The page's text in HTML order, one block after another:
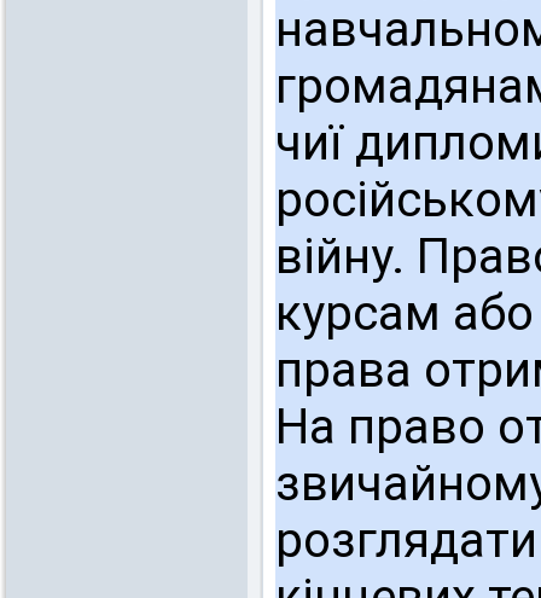
чиї
війну.
курсам
права
На право